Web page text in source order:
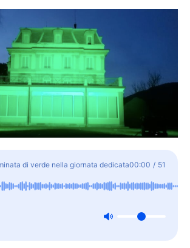
di verde nella giornata dedicata00:00 / 51